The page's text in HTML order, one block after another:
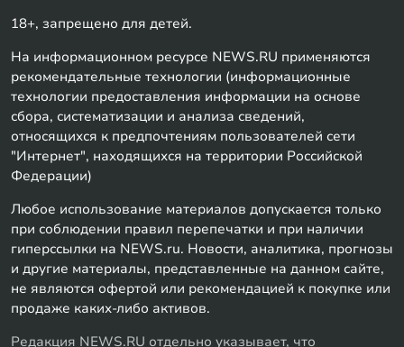
18+, запрещено для детей.
На информационном ресурсе NEWS.RU применяются
рекомендательные технологии (информационные
технологии предоставления информации на основе
сбора, систематизации и анализа сведений,
относящихся к предпочтениям пользователей сети
"Интернет", находящихся на территории Российской
Федерации)
Любое использование материалов допускается только
при соблюдении правил перепечатки и при наличии
гиперссылки на NEWS.ru. Новости, аналитика, прогнозы
и другие материалы, представленные на данном сайте,
не являются офертой или рекомендацией к покупке или
продаже каких-либо активов.
Редакция NEWS.RU отдельно указывает, что